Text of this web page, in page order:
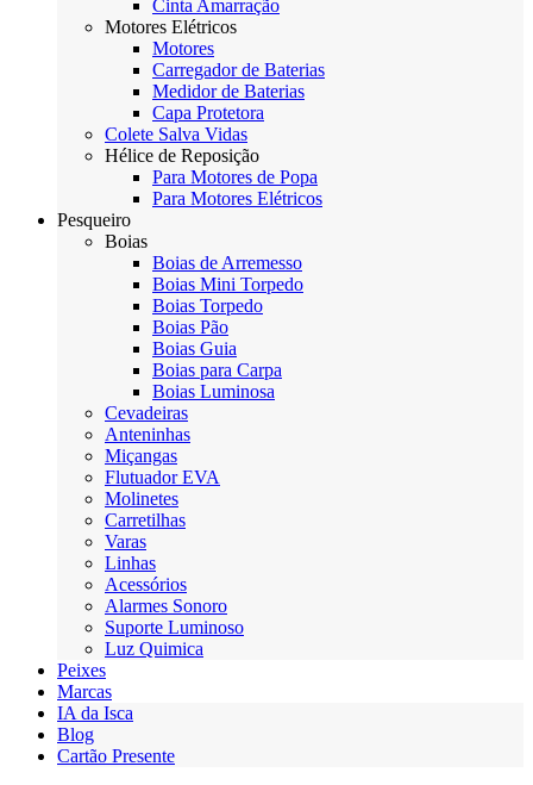
Cinta Amarração
Motores Elétricos
Motores
Carregador de Baterias
Medidor de Baterias
Capa Protetora
Colete Salva Vidas
Hélice de Reposição
Para Motores de Popa
Para Motores Elétricos
Pesqueiro
Boias
Boias de Arremesso
Boias Mini Torpedo
Boias Torpedo
Boias Pão
Boias Guia
Boias para Carpa
Boias Luminosa
Cevadeiras
Anteninhas
Miçangas
Flutuador EVA
Molinetes
Carretilhas
Varas
Linhas
Acessórios
Alarmes Sonoro
Suporte Luminoso
Luz Quimica
Peixes
Marcas
IA da Isca
Blog
Cartão Presente